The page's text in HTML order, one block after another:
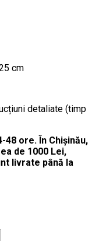
cm
detaliate (timp
ore. În Chișinău,
de 1000 Lei,
livrate până la